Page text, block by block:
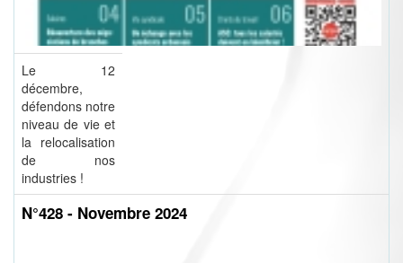
Le 12
décembre,
défendons notre
niveau de vie et
la relocalisation
de nos
industries !
N°428 - Novembre 2024